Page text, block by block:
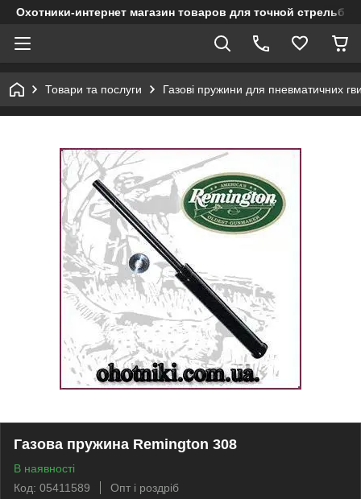
Охотники-интернет магазин товаров для точной стрельбы
Товари та послуги Газові пружини для пневматичних
Газова пружина Remington 308
В наявності
Код: 05411589
Опт і роздріб